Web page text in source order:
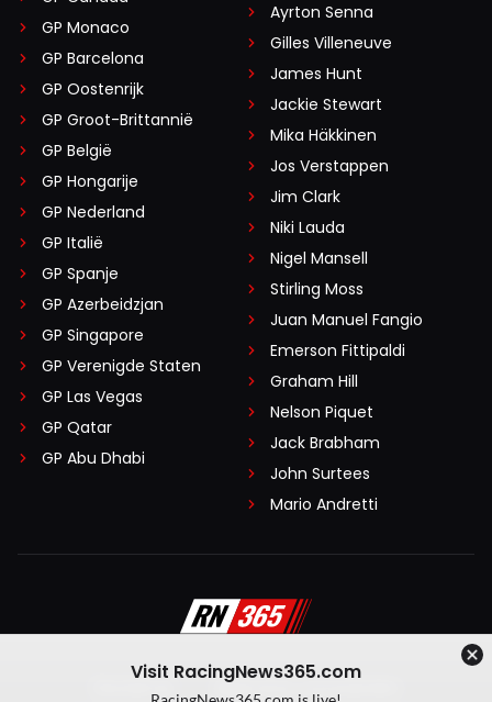
GP Monaco
GP Barcelona
GP Oostenrijk
GP Groot-Brittannië
GP België
GP Hongarije
GP Nederland
GP Italië
GP Spanje
GP Azerbeidzjan
GP Singapore
GP Verenigde Staten
GP Las Vegas
GP Qatar
GP Abu Dhabi
Ayrton Senna
Gilles Villeneuve
James Hunt
Jackie Stewart
Mika Häkkinen
Jos Verstappen
Jim Clark
Niki Lauda
Nigel Mansell
Stirling Moss
Juan Manuel Fangio
Emerson Fittipaldi
Graham Hill
Nelson Piquet
Jack Brabham
John Surtees
Mario Andretti
Algemene voorwaarden
Visit RacingNews365.com